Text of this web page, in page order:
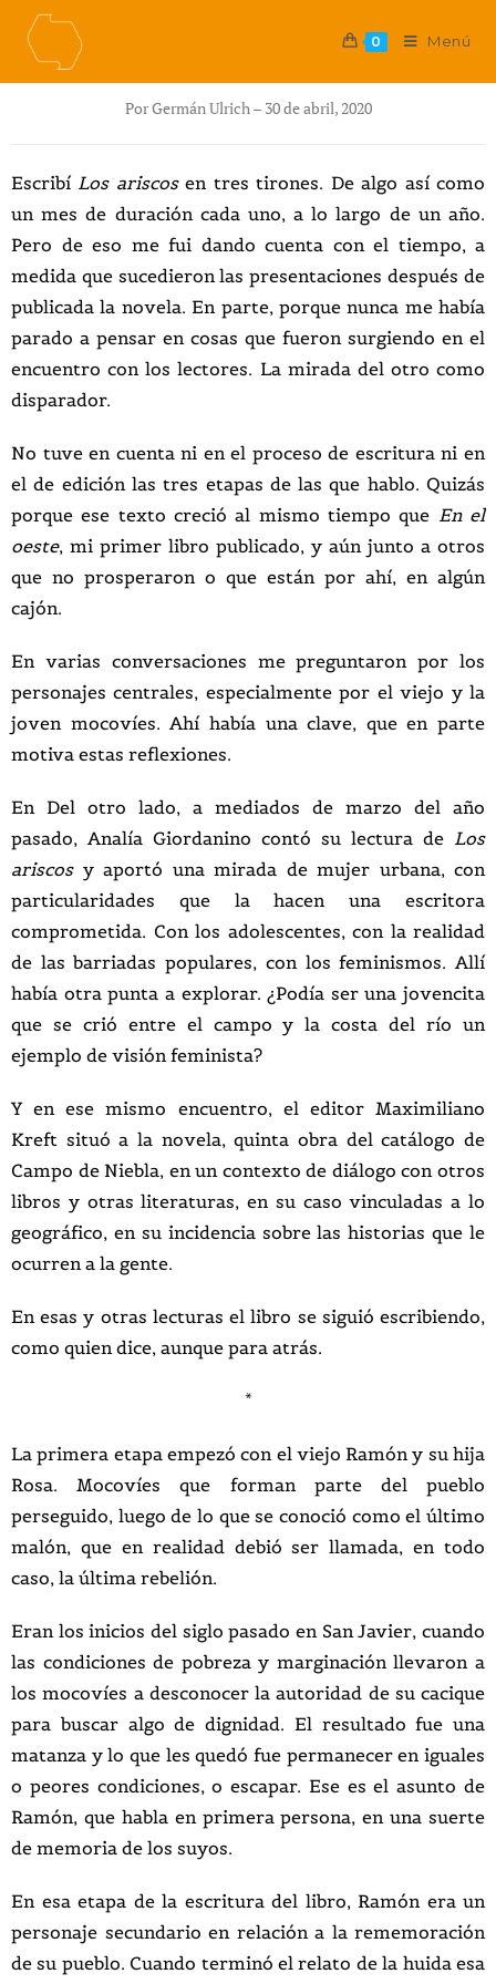
0 Menú
Por Germán Ulrich – 30 de abril, 2020
Escribí Los ariscosen tres tirones. De algo así como
un mes de duración cada uno, a lo largo de un año.
Pero de eso me fui dando cuenta con el tiempo, a
medida que sucedieron las presentaciones después de
publicada la novela. En parte, porque nunca me había
parado a pensar en cosas que fueron surgiendo en el
encuentro con los lectores. La mirada del otro como
disparador.
No tuve en cuenta ni en el proceso de escritura ni en
el de edición las tres etapas de las que hablo. Quizás
porque ese texto creció al mismo tiempo que En el
oeste, mi primer libro publicado, y aún junto a otros
que no prosperaron o que están por ahí, en algún
cajón.
En varias conversaciones me preguntaron por los
personajes centrales, especialmente por el viejo y la
joven mocovíes. Ahí había una clave, que en parte
motiva estas reflexiones.
En Del otro lado, a mediados de marzo del año
pasado, Analía Giordanino contó su lectura de Los
ariscosy aportó una mirada de mujer urbana, con
particularidades que la hacen una escritora
comprometida. Con los adolescentes, con la realidad
de las barriadas populares, con los feminismos. Allí
había otra punta a explorar. ¿Podía ser una jovencita
que se crió entre el campo y la costa del río un
ejemplo de visión feminista?
Y en ese mismo encuentro, el editor Maximiliano
Kreft situó a la novela, quinta obra del catálogo de
Campo de Niebla, en un contexto de diálogo con otros
libros y otras literaturas, en su caso vinculadas a lo
geográfico, en su incidencia sobre las historias que le
ocurren a la gente.
En esas y otras lecturas el libro se siguió escribiendo,
como quien dice, aunque para atrás.
*
La primera etapa empezó con el viejo Ramón y su hija
Rosa. Mocovíes que forman parte del pueblo
perseguido, luego de lo que se conoció como el último
malón, que en realidad debió ser llamada, en todo
caso, la última rebelión.
Eran los inicios del siglo pasado en San Javier, cuando
las condiciones de pobreza y marginación llevaron a
los mocovíes a desconocer la autoridad de su cacique
para buscar algo de dignidad. El resultado fue una
matanza y lo que les quedó fue permanecer en iguales
o peores condiciones, o escapar. Ese es el asunto de
Ramón, que habla en primera persona, en una suerte
de memoria de los suyos.
En esa etapa de la escritura del libro, Ramón era un
personaje secundario en relación a la rememoración
de su pueblo. Cuando terminó el relato de la huida esa